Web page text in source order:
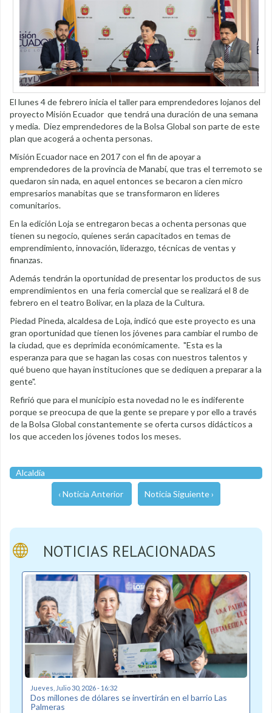
El lunes 4 de febrero inicia el taller para emprendedores lojanos del
proyecto Misión Ecuador que tendrá una duración de una semana
y media. Diez emprendedores de la Bolsa Global son parte de este
plan que acogerá a ochenta personas.
Misión Ecuador nace en 2017 con el fin de apoyar a
emprendedores de la provincia de Manabí, que tras el terremoto se
quedaron sin nada, en aquel entonces se becaron a cien micro
empresarios manabitas que se transformaron en líderes
comunitarios.
En la edición Loja se entregaron becas a ochenta personas que
tienen su negocio, quienes serán capacitados en temas de
emprendimiento, innovación, liderazgo, técnicas de ventas y
finanzas.
Además tendrán la oportunidad de presentar los productos de sus
emprendimientos en una feria comercial que se realizará el 8 de
febrero en el teatro Bolívar, en la plaza de la Cultura.
Piedad Pineda, alcaldesa de Loja, indicó que este proyecto es una
gran oportunidad que tienen los jóvenes para cambiar el rumbo de
la ciudad, que es deprimida económicamente. "Esta es la
esperanza para que se hagan las cosas con nuestros talentos y
qué bueno que hayan instituciones que se dediquen a preparar a la
gente".
Refirió que para el municipio esta novedad no le es indiferente
porque se preocupa de que la gente se prepare y por ello a través
de la Bolsa Global constantemente se oferta cursos didácticos a
los que acceden los jóvenes todos los meses.
Alcaldía
‹ Noticia Anterior Noticia Siguiente ›
NOTICIAS RELACIONADAS
Jueves, Julio 30, 2026 - 16:32
Dos millones de dólares se invertirán en el barrio Las
Palmeras